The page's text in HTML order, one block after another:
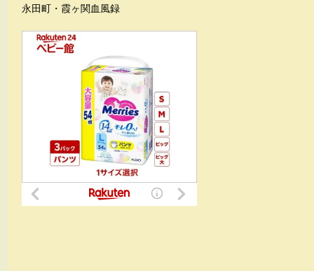
永田町・霞ヶ関血風録